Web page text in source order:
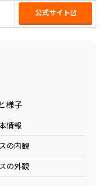
公式サイト
様子
情報
の内観
の外観